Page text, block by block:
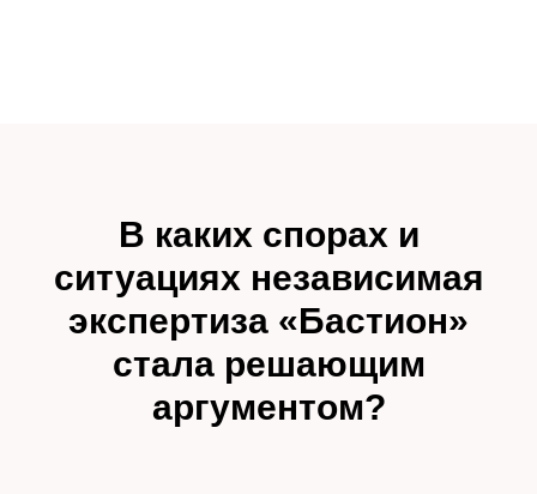
В каких спорах и
ситуациях независимая
экспертиза «Бастион»
стала решающим
аргументом?